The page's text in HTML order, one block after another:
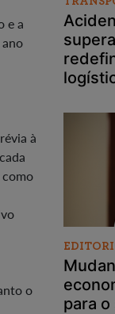
e a
à
como
o
para